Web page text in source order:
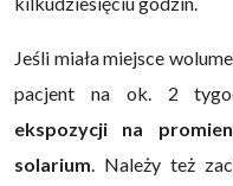
Jeśli miała miejsce
pacjent na ok. 2
ekspozycji na
solarium. Należy też